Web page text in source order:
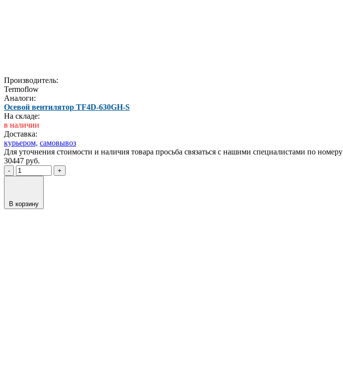
Производитель:
Termoflow
Аналоги:
Осевой вентилятор TF4D-630GH-S
На складе:
в наличии
Доставка:
курьером, самовывоз
Для уточнения стоимости и наличия товара просьба связаться с нашими специалистами по номеру
30447 руб.
- +
В корзину